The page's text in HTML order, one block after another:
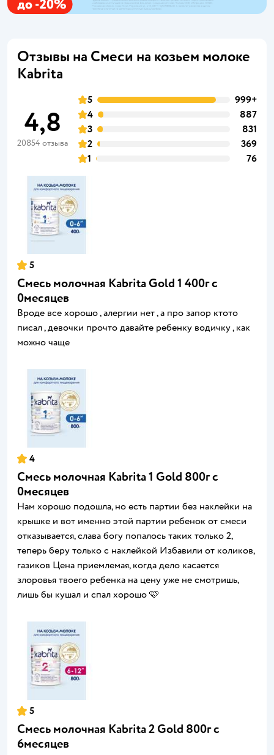
Отзывы на Смеси на козьем молоке
Kabrita
4,8
20854 отзыва
5
999+
4
887
3
831
2
369
1
76
5
Смесь молочная Kabrita Gold 1 400г с
0месяцев
Вроде все хорошо , алергии нет , а про запор ктото
писал , девочки прочто давайте ребенку водичку , как
можно чаще
4
Смесь молочная Kabrita 1 Gold 800г c
0месяцев
Нам хорошо подошла, но есть партии без наклейки на
крышке и вот именно этой партии ребенок от смеси
отказывается, слава богу попалось таких только 2,
теперь беру только с наклейкой Избавили от коликов,
газиков Цена приемлемая, когда дело касается
злоровья твоего ребенка на цену уже не смотришь,
лишь бы кушал и спал хорошо 🩷
5
Смесь молочная Kabrita 2 Gold 800г с
6месяцев